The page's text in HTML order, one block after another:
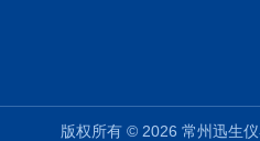
版权所有 © 2026 常州迅生